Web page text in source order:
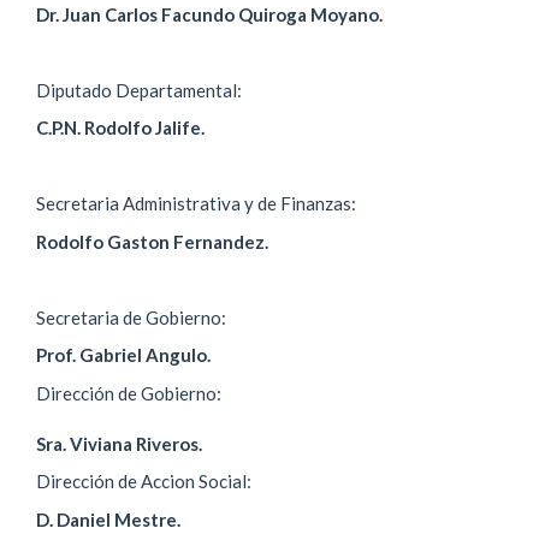
Dr. Juan Carlos Facundo Quiroga Moyano.
Diputado Departamental:
C.P.N. Rodolfo Jalife.
Secretaria Administrativa y de Finanzas:
Rodolfo Gaston Fernandez.
Secretaria de Gobierno:
Prof. Gabriel Angulo.
Dirección de Gobierno:
Sra. Viviana Riveros.
Dirección de Accion Social:
D. Daniel Mestre.